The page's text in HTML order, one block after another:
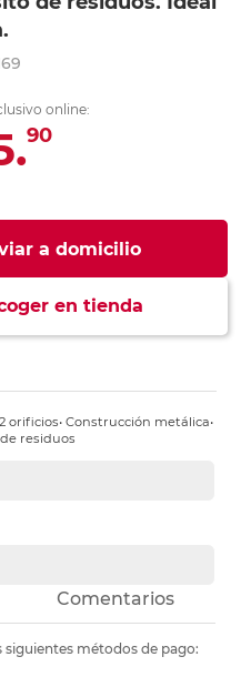
online:
90
a domicilio
en tienda
orificios• Construcción metálica•
residuos
Comentarios
métodos de pago: